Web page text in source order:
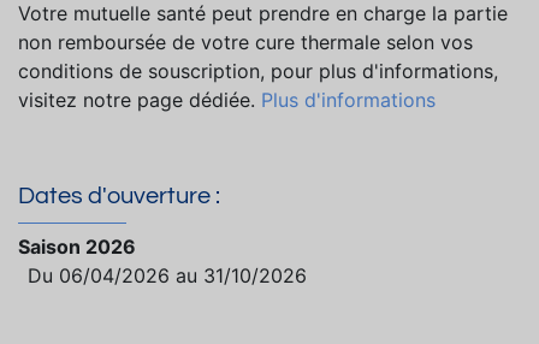
Votre mutuelle santé peut prendre en charge la partie
non remboursée de votre cure thermale selon vos
conditions de souscription, pour plus d'informations,
visitez notre page dédiée. Plus d'informations
Dates d'ouverture :
Saison 2026
Du 06/04/2026 au 31/10/2026